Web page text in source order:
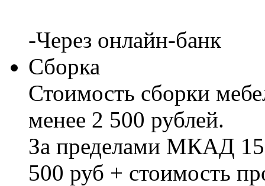
-Через онлайн-банк
Сборка
Стоимость сборки
менее 2 500 рублей.
За пределами МКАД
500 руб + стоимость